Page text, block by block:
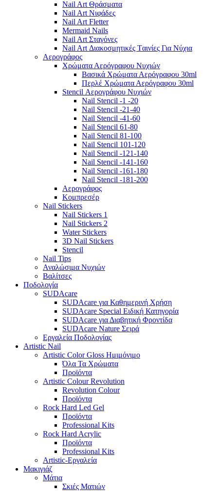
Nail Art Θράσματα
Nail Art Νιφάδες
Nail Art Fletter
Mermaid Nails
Nail Art Σταγόνες
Nail Art Διακοσμητικές Tαινίες Για Νύχια
Αερογράφος
Χρώματα Αερόγραφου Νυχιών
Βασικά Χρώματα Αερόγραφου 30ml
Περλέ Χρώματα Αερόγραφου 30ml
Stencil Αερογράφου Νυχιών
Nail Stencil -1 -20
Nail Stencil -21-40
Nail Stencil -41-60
Nail Stencil 61-80
Nail Stencil 81-100
Nail Stencil 101-120
Nail Stencil -121-140
Nail Stencil -141-160
Nail Stencil -161-180
Nail Stencil -181-200
Αερογράφoς
Κομπρεσέρ
Nail Stickers
Nail Stickers 1
Nail Stickers 2
Water Stickers
3D Nail Stickers
Stencil
Nail Tips
Αναλώσιμα Νυχιών
Βαλίτσες
Ποδολογία
SUDAcare
SUDAcare για Καθημερινή Χρήση
SUDAcare Special Ειδική Κατηγορία
SUDAcare για Διαβητική Φροντίδα
SUDAcare Nature Σειρά
Εργαλεία Ποδολογίας
Artistic Nail
Artistic Color Gloss Ημιμόνιμο
Όλα Τα Χρώματα
Προϊόντα
Artistic Colour Revolution
Revolution Colour
Προϊόντα
Rock Hard Led Gel
Προϊόντα
Professional Kits
Rock Hard Acrylic
Προϊόντα
Professional Kits
Artistic-Εργαλεία
Μακιγιάζ
Μάτια
Σκιές Ματιών